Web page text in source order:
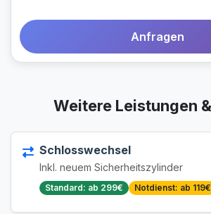
Anfragen
Weitere Leistungen
Schlosswechsel
Inkl. neuem Sicherheitszylinder
Standard: ab 299€ Notdienst: ab 119€